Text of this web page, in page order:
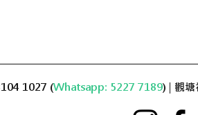
1027 (Whatsapp: 5227 7189) | 觀